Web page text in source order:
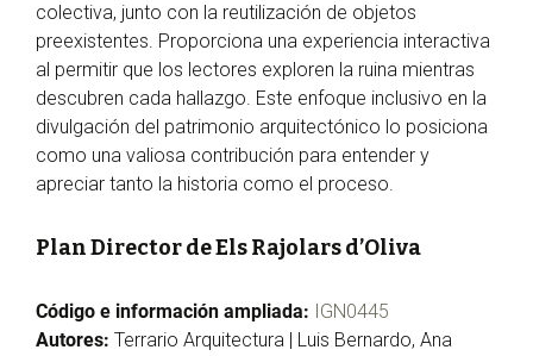
colectiva, junto con la reutilización de objetos
preexistentes. Proporciona una experiencia interactiva
al permitir que los lectores exploren la ruina mientras
descubren cada hallazgo. Este enfoque inclusivo en la
divulgación del patrimonio arquitectónico lo posiciona
como una valiosa contribución para entender y
apreciar tanto la historia como el proceso.
Plan Director de Els Rajolars d’Oliva
Código e información ampliada: IGN0445
Autores: Terrario Arquitectura | Luis Bernardo, Ana